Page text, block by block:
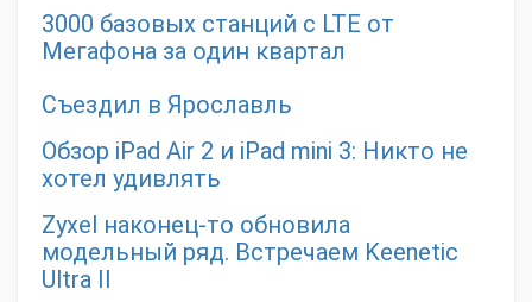
3000 базовых станций с LTE от
Мегафона за один квартал
Съездил в Ярославль
Обзор iPad Air 2 и iPad mini 3: Никто не
хотел удивлять
Zyxel наконец-то обновила
модельный ряд. Встречаем Keenetic
Ultra II